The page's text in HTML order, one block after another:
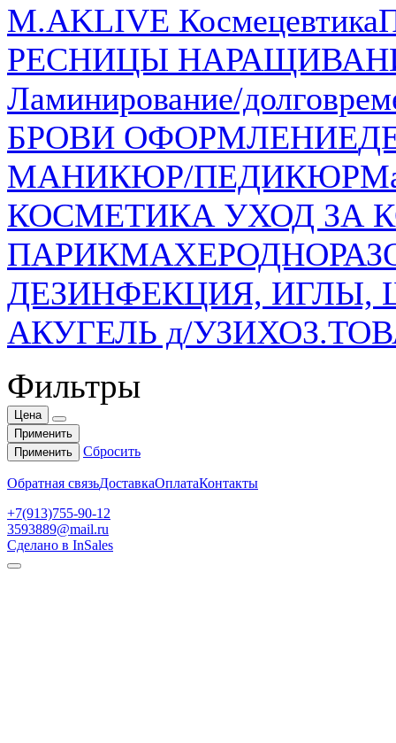
M.AKLIVE Космецевтика
РЕСНИЦЫ
Ламинирование/
БРОВИ ОФОРМЛЕНИЕ
МАНИКЮР/ПЕДИКЮР
КОСМЕТИКА УХОД ЗА
ПАРИКМАХЕР
ДЕЗИНФЕКЦИЯ, ИГЛЫ,
АКУГЕЛЬ д/УЗИ
Фильтры
Цена
Применить
Применить
Сбросить
Обратная связьДоставкаОплатаКонтакты
+7(913)755-90-12
3593889@mail.ru
Сделано в InSales